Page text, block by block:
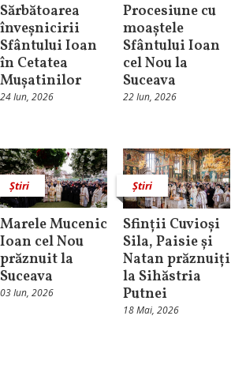
Sărbătoarea
înveșnicirii
Sfântului Ioan
în Cetatea
Mușatinilor
24 Iun, 2026
Procesiune cu
moaștele
Sfântului Ioan
cel Nou la
Suceava
22 Iun, 2026
Știri
Marele Mucenic
Ioan cel Nou
prăznuit la
Suceava
03 Iun, 2026
Știri
Sfinții Cuvioși
Sila, Paisie și
Natan prăznuiți
la Sihăstria
Putnei
18 Mai, 2026